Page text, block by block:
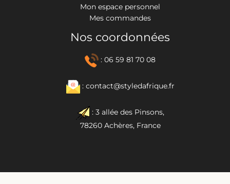
Mon espace personnel
Mes commandes
Nos coordonnées
: 06 59 81 70 08
: contact@styledafrique.fr
: 3 allée des Pinsons,
78260 Achères, France